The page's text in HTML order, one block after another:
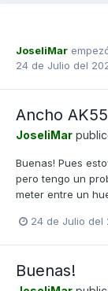
JoseliMar
24 de Julio del
Ancho
JoseliMar
Buenas! Pues
pero tengo un
meter entre un
24 de Julio del
Buenas!